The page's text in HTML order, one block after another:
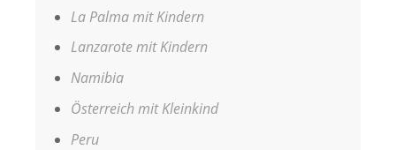
La Palma mit Kindern
Lanzarote mit Kindern
Namibia
Österreich mit Kleinkind
Peru